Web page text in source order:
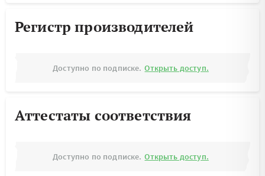
Регистр производителей
Доступно по подписке. Открыть доступ.
Аттестаты соответствия
Доступно по подписке. Открыть доступ.